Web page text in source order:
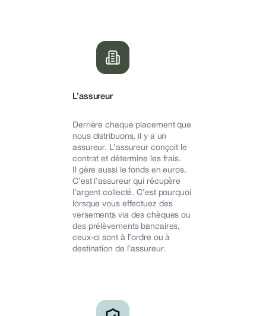
L’assureur
Derrière chaque placement que
nous distribuons, il y a un
assureur. L’assureur conçoit le
contrat et détermine les frais.
Il gère aussi le fonds en euros.
C’est l’assureur qui récupère
l’argent collecté. C’est pourquoi
lorsque vous effectuez des
versements via des chèques ou
des prélèvements bancaires,
ceux-ci sont à l’ordre ou à
destination de l’assureur.